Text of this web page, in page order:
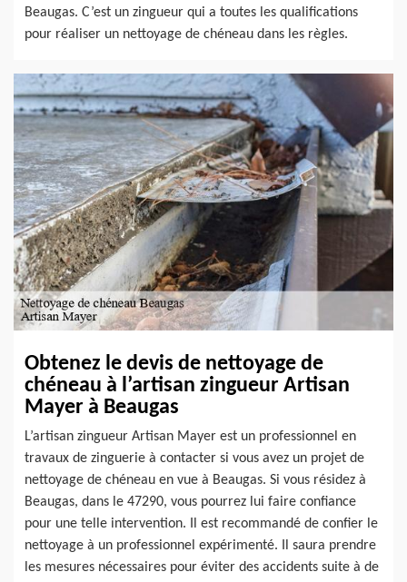
Beaugas. C’est un zingueur qui a toutes les qualifications
pour réaliser un nettoyage de chéneau dans les règles.
Obtenez le devis de nettoyage de
chéneau à l’artisan zingueur Artisan
Mayer à Beaugas
L’artisan zingueur Artisan Mayer est un professionnel en
travaux de zinguerie à contacter si vous avez un projet de
nettoyage de chéneau en vue à Beaugas. Si vous résidez à
Beaugas, dans le 47290, vous pourrez lui faire confiance
pour une telle intervention. Il est recommandé de confier le
nettoyage à un professionnel expérimenté. Il saura prendre
les mesures nécessaires pour éviter des accidents suite à de